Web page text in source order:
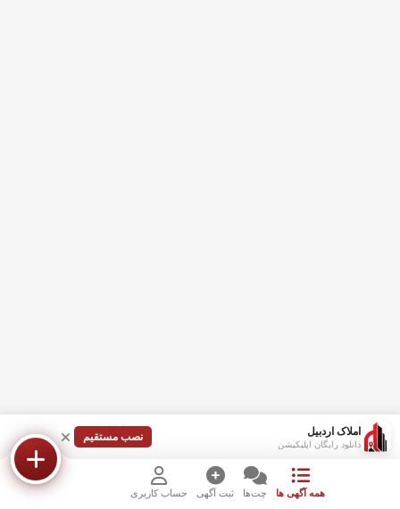
املاک اردبیل
دانلود رایگان اپلیکیشن
نصب مستقیم
همه آگهی ها چت‌ها ثبت آگهی حساب کاربری